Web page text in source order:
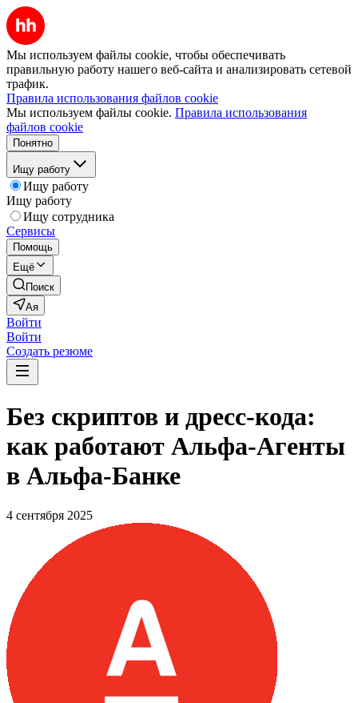
Мы используем файлы cookie, чтобы обеспечивать
правильную работу нашего веб-сайта и анализировать сетевой
трафик.
Правила использования файлов cookie
Мы используем файлы cookie. Правила использования
файлов cookie
Понятно
Ищу работу
Ищу работу
Ищу работу
Ищу сотрудника
Сервисы
Помощь
Ещё
Поиск
Ая
Войти
Войти
Создать резюме
Без скриптов и дресс-кода:
как работают Альфа-Агенты
в Альфа-Банке
4 сентября 2025